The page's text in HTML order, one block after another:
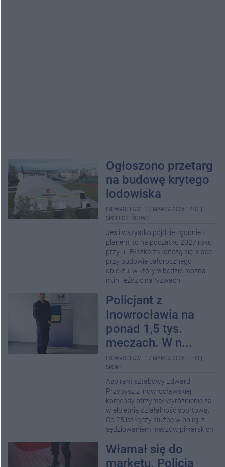
Ogłoszono przetarg
na budowę krytego
lodowiska
INOWROCŁAW 17 MARCA 2026 12:07
SPOŁECZEŃSTWO
Jeśli wszystko pójdzie zgodnie z
planem, to na początku 2027 roku
przy ul. Błażka zakończą się prace
przy budowie całorocznego
obiektu, w którym będzie można
m.in. jeździć na łyżwach.
Policjant z
Inowrocławia na
ponad 1,5 tys.
meczach. W n...
INOWROCŁAW 17 MARCA 2026 11:40
SPORT
Aspirant sztabowy Edward
Przybysz z inowrocławskiej
komendy otrzymał wyróżnienie za
wieloletnią działalność sportową.
Od 25 lat łączy służbę w policji z
sędziowaniem meczów piłkarskich.
Włamał się do
marketu. Policja